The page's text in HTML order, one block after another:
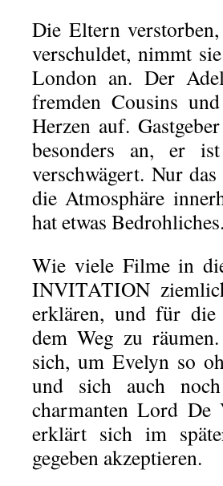
Die Eltern
verschuldet, nimmt
London an. Der
fremden Cousins
Herzen auf.
besonders an, er
verschwägert. Nur
die Atmosphäre
hat etwas Bedrohliches.
Wie viele Filme in
INVITATION
erklären, und für die
dem Weg zu
sich, um Evelyn so
und sich auch
charmanten Lord De
erklärt sich im
gegeben akzeptieren.